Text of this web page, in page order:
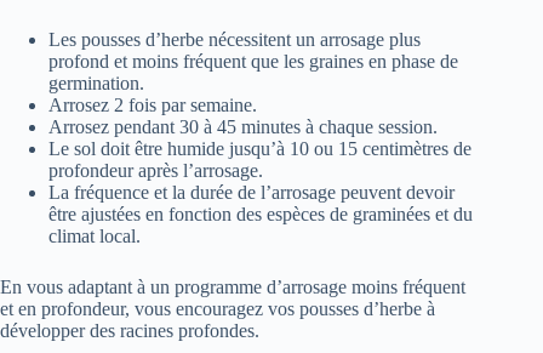
Les pousses d’herbe nécessitent un arrosage plus
profond et moins fréquent que les graines en phase de
germination.
Arrosez 2 fois par semaine.
Arrosez pendant 30 à 45 minutes à chaque session.
Le sol doit être humide jusqu’à 10 ou 15 centimètres de
profondeur après l’arrosage.
La fréquence et la durée de l’arrosage peuvent devoir
être ajustées en fonction des espèces de graminées et du
climat local.
En vous adaptant à un programme d’arrosage moins fréquent
et en profondeur, vous encouragez vos pousses d’herbe à
développer des racines profondes.